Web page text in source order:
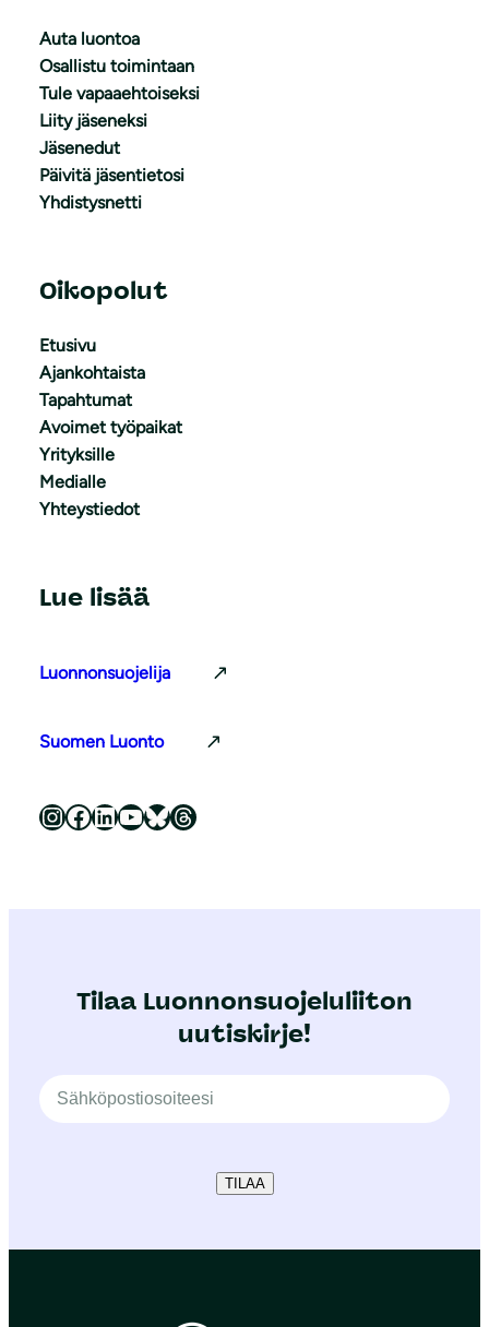
Auta luontoa
Osallistu toimintaan
Tule vapaaehtoiseksi
Liity jäseneksi
Jäsenedut
Päivitä jäsentietosi
Yhdistysnetti
Oikopolut
Etusivu
Ajankohtaista
Tapahtumat
Avoimet työpaikat
Yrityksille
Medialle
Yhteystiedot
Lue lisää
Luonnonsuojelija
Suomen Luonto
Luonnonsuojeluliitto Instagramissa Luonnonsuojeluliitto Facebookissa Luonnonsuojeluliitto LinkedInissä Luonnonsuojeluliiton YouTube-kanava Luonnonsuojeluliitto Blueskyssa Luonnonsuojeluliitto Threadsissa
Tilaa Luonnonsuojeluliiton
uutiskirje!
TILAA